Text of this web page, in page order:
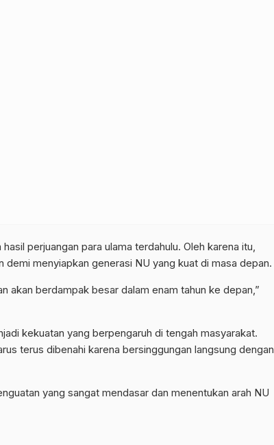
NU Pasuruan
terbaru langsung dari sumber resmi NU Pasuruan.
perjuangan para ulama terdahulu. Oleh karena itu,
menyiapkan generasi NU yang kuat di masa depan.
akan berdampak besar dalam enam tahun ke depan,”
kekuatan yang berpengaruh di tengah masyarakat.
terus dibenahi karena bersinggungan langsung dengan
yang sangat mendasar dan menentukan arah NU